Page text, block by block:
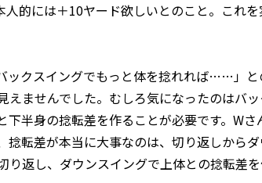
的には＋10ヤード欲しいとのこと。これ
ックスイングでもっと体を捻れれば……」と
ませんでした。むしろ気になったのはバ
半身の捻転差を作ることが必要です。Wさ
転差が本当に大事なのは、切り返しから
返し、ダウンスイングで上体との捻転差を